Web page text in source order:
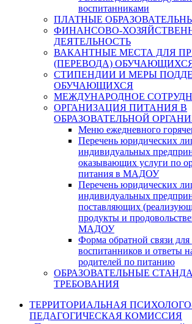
воспитанниками
ПЛАТНЫЕ
ФИНАНСОВО-
ДЕЯТЕЛЬНОСТЬ
ВАКАНТНЫЕ МЕСТА ДЛЯ
(ПЕРЕВОДА)
СТИПЕНДИИ И МЕРЫ
ОБУЧАЮЩИХСЯ
МЕЖДУНАРОДНОЕ
ОРГАНИЗАЦИЯ ПИТАНИЯ В
ОБРАЗОВАТЕЛЬНОЙ
Меню ежедневного
Перечень юридических
индивидуальных
оказывающих услуги по
питания в МАДОУ
Перечень юридических
индивидуальных
поставляющих
продукты и
МАДОУ
Форма обратной связи для
воспитанников и ответы
родителей по питанию
ОБРАЗОВАТЕЛЬНЫЕ
ТРЕБОВАНИЯ
ТЕРРИТОРИАЛЬНАЯ
ПЕДАГОГИЧЕСКАЯ КОМИССИЯ